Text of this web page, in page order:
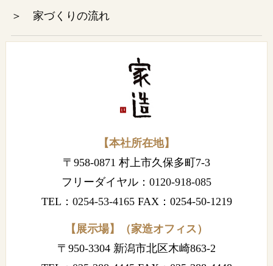
2022年10月
2022年5月
2022年3月
＞ 家づくりの流れ
【本社所在地】
〒958-0871 村上市久保多町7-3
フリーダイヤル： 0120-918-085
TEL： 0254-53-4165FAX：0254-50-1219
【展示場】（家造オフィス）
〒950-3304 新潟市北区木崎863-2